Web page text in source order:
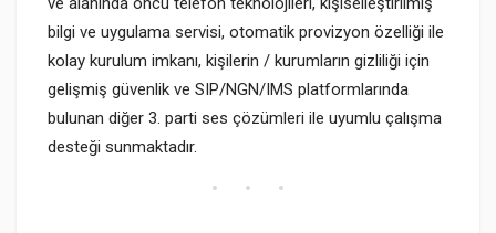
bilgi ve uygulama servisi, otomatik provizyon özelliği ile
kolay kurulum imkanı, kişilerin / kurumların gizliliği için
gelişmiş güvenlik ve SIP/NGN/IMS platformlarında
bulunan diğer 3. parti ses çözümleri ile uyumlu çalışma
desteği sunmaktadır.